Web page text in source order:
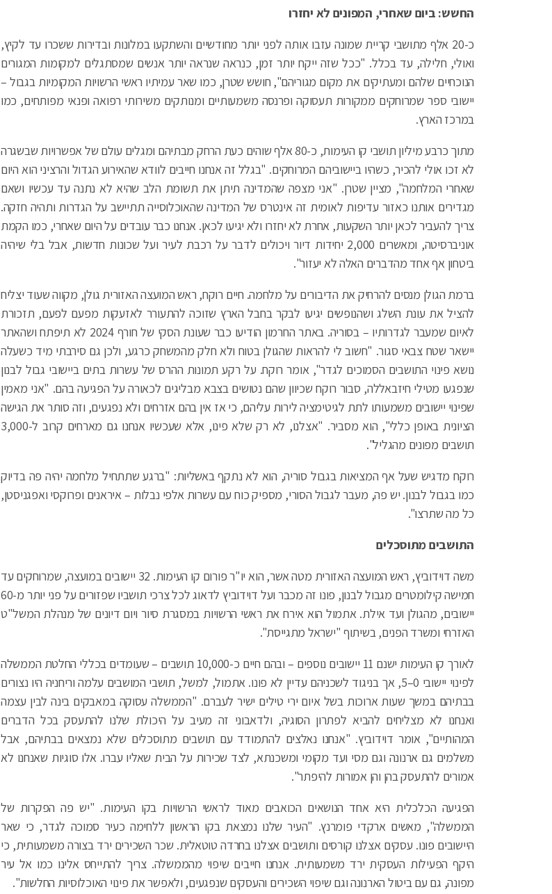
החשש: ביום שאחרי, המפונים לא יחזרו
כ-20 אלף מתושבי קריית שמונה עזבו אותה לפני יותר מחודשיים והשתקעו במלונות ובדירות ששכרו עד לקיץ,
ואולי, חלילה, עד בכלל. "ככל שזה ייקח יותר זמן, כנראה שנראה יותר אנשים שמסתגלים למקומות המגורים
הנוכחיים שלהם ומעתיקים את מקום מגוריהם", חושש שטרן, כמו שאר עמיתיו ראשי הרשויות המקומיות בגבול –
יישובי ספר שמרוחקים ממקורות תעסוקה ופרנסה משמעותיים ומנותקים משירותי רפואה ופנאי מפותחים, כמו
במרכז הארץ.
מתוך כרבע מיליון תושבי קו העימות, כ-80 אלף שוהים כעת הרחק מבתיהם ומגלים עולם של אפשרויות שבשגרה
לא זכו אולי להכיר, כשהיו ביישוביהם המרוחקים. "בגלל זה אנחנו חייבים לוודא שהאירוע הגדול והרציני הוא היום
שאחרי המלחמה", מציין שטרן. "אני מצפה שהמדינה תיתן את תשומת הלב שהיא לא נתנה עד עכשיו ושאם
מגדירים אותנו כאזור עדיפות לאומית זה אינטרס של המדינה שהאוכלוסייה תתיישב על הגדרות ותהיה חזקה.
צריך להעביר לכאן יותר השקעות, אחרת לא יחזרו ולא יגיעו לכאן. אנחנו כבר עובדים על היום שאחרי, כמו הקמת
אוניברסיטה, ומאשרים 2,000 יחידות דיור ויכולים לדבר על רכבת לעיר ועל שכונות חדשות, אבל בלי שיהיה
ביטחון אף אחד מהדברים האלה לא יעזור".
ברמת הגולן מנסים להרחיק את הדיבורים על מלחמה. חיים רוקח, ראש המועצה האזורית גולן, מקווה שעוד יצליח
להציל את עונת השלג ושהנופשים יגיעו לבקר בחבל הארץ שזוכה להתעורר לאזעקות מפעם לפעם, תזכורת
לאיום שמעבר לגדרותיו – בסוריה. באתר החרמון הודיעו כבר שעונת הסקי של חורף 2024 לא תיפתח ושהאתר
יישאר שטח צבאי סגור. "חשוב לי להראות שהגולן בטוח ולא חלק מהמשחק כרגע, ולכן גם סירבתי מיד כשעלה
נושא פינוי התושבים הסמוכים לגדר", אומר רוקח. על רקע תמונות ההרס של עשרות בתים ביישובי גבול לבנון
שנפגעו מטילי חיזבאללה, סבור רוקח שכיוון שהם נטושים בצבא מבליגים לכאורה על הפגיעה בהם. "אני מאמין
שפינוי יישובים משמעותו לתת לגיטימציה לירות עליהם, כי אז אין בהם אזרחים ולא נפגעים, וזה סותר את הגישה
הציונית באופן כללי", הוא מסביר. "אצלנו, לא רק שלא פינו, אלא שעכשיו אנחנו גם מארחים קרוב ל-3,000
תושבים מפונים מהגליל".
רוקח מדגיש שעל אף המציאות בגבול סוריה, הוא לא נתקף באשליות: "ברגע שתתחיל מלחמה יהיה פה בדיוק
כמו בגבול לבנון. יש פה, מעבר לגבול הסורי, מספיק כוח עם עשרות אלפי נבלות – איראנים ופרוקסי ואפגניסטן,
כל מה שתרצו".
התושבים מתוסכלים
משה דוידוביץ, ראש המועצה האזורית מטה אשר, הוא יו"ר פורום קו העימות. 32 יישובים במועצה, שמרוחקים עד
חמישה קילומטרים מגבול לבנון, פונו זה מכבר ועל דוידוביץ לדאוג לכל צרכי תושביו שפזורים על פני יותר מ-60
יישובים, מהגולן ועד אילת. אתמול הוא אירח את ראשי הרשויות במסגרת סיור ויום דיונים של מנהלת המשל"ט
האזרחי ומשרד הפנים, בשיתוף "ישראל מתגייסת".
לאורך קו העימות ישנם 11 יישובים נוספים – ובהם חיים כ-10,000 תושבים – שעומדים בכללי החלטת הממשלה
לפינוי יישובי 0–5, אך בניגוד לשכניהם עדיין לא פונו. אתמול, למשל, תושבי המושבים עלמה וריחניה היו נצורים
בבתיהם במשך שעות ארוכות בשל איום ירי טילים ישיר לעברם. "הממשלה עסוקה במאבקים בינה לבין עצמה
ואנחנו לא מצליחים להביא לפתרון הסוגיה, ולדאבוני זה מעיב על היכולת שלנו להתעסק בכל הדברים
המהותיים", אומר דוידוביץ. "אנחנו נאלצים להתמודד עם תושבים מתוסכלים שלא נמצאים בבתיהם, אבל
משלמים גם ארנונה וגם מסי ועד מקומי ומשכנתא, לצד שכירות על הבית שאליו עברו. אלו סוגיות שאנחנו לא
אמורים להתעסק בהן והן אמורות להיפתר".
הפגיעה הכלכלית היא אחד הנושאים הכואבים מאוד לראשי הרשויות בקו העימות. "יש פה הפקרות של
הממשלה", מאשים ארקדי פומרנץ. "העיר שלנו נמצאת בקו הראשון ללחימה כעיר סמוכה לגדר, כי שאר
היישובים פונו. עסקים אצלנו קורסים ותושבים אצלנו בחרדה טוטאלית. שכר השכירים ירד בצורה משמעותית, כי
היקף הפעילות העסקית ירד משמעותית. אנחנו חייבים שיפוי מהממשלה. צריך להתייחס אלינו כמו אל עיר
מפונה, גם עם ביטול הארנונה וגם שיפוי השכירים והעסקים שנפגעים, ולאפשר את פינוי האוכלוסיות החלשות".